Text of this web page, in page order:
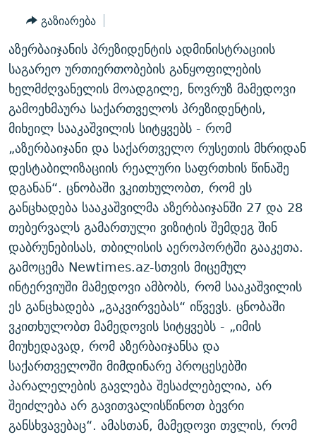
60 ᲓᲔᲪᲘᲑᲔᲚᲘ
ᲒᲐᲜᲙᲘᲗᲮᲕᲘᲡ ᲓᲦᲔ
ᲓᲘᲚᲘᲡ ᲡᲐᲣᲑᲠᲔᲑᲘ
ᲛᲝᲚᲐᲞᲐᲠᲐᲙᲔ ᲢᲔᲥᲡᲢᲔᲑᲘ
ᲨᲘᲜ - ᲣᲪᲮᲝᲔᲗᲨᲘ
ᲚᲘᲢᲔᲠᲐᲢᲣᲠᲣᲚᲘ ᲬᲐᲮᲜᲐᲒᲔᲑᲘ
ᲐᲛᲔᲠᲘᲙᲣᲚᲘ ᲛᲝᲗᲮᲠᲝᲑᲐ
ᲘᲛᲞᲔᲠᲘᲐ ᲓᲐ ᲠᲐᲓᲘᲝ
ᲤᲔᲜᲝᲕᲐᲜᲘ - 2.10
ᲗᲥᲕᲔᲜᲘ ᲞᲣᲑᲚᲘᲙᲐᲪᲘᲔᲑᲘ
ᲞᲠᲝᲔᲥᲢᲔᲑᲘ
ᲣᲙᲠᲐᲘᲜᲐᲨᲘ ᲓᲐᲦᲣᲞᲣᲚᲘ ᲥᲐᲠᲗᲕᲔᲚᲘ ᲛᲔᲑᲠᲫᲝᲚᲔᲑᲘ - 2022
ᲓᲐᲛᲝᲣᲙᲘᲓᲔᲑᲚᲝᲑᲘᲡ 100 ᲬᲔᲚᲘ
ᲩᲔᲛᲘ ᲡᲘᲙᲕᲓᲘᲚᲘᲡ ᲛᲘᲖᲔᲖᲘᲐ COVID-19
11 ᲬᲔᲚᲘ - 11 ᲐᲛᲑᲐᲕᲘ
ᲡᲐᲞᲐᲠᲚᲐᲛᲔᲜᲢᲝ ᲐᲠᲩᲔᲕᲜᲔᲑᲘᲡ ᲘᲡᲢᲝᲠᲘᲐ
ᲑᲐᲕᲨᲕᲔᲑᲘ ᲞᲠᲝᲡᲢᲘᲢᲣᲪᲘᲐᲨᲘ - ᲐᲛᲝᲣᲗᲥᲛᲔᲚᲘ ᲐᲛᲑᲐᲕᲘ
5 ᲐᲛᲑᲐᲕᲘ - 20 ᲘᲕᲜᲘᲡᲡ ᲓᲐᲨᲐᲕᲔᲑᲣᲚᲔᲑᲘ
ᲐᲒᲕᲘᲡᲢᲝᲡ ᲝᲛᲘ
ПРИВЕТ ᲙᲣᲚᲢᲣᲠᲐ
ЭХО КАВКАЗА
ᲒᲐᲛᲝᲘᲬᲔᲠᲔ
რთე/რთ-ის ყველა საიტი
გაზიარება
აზერბაიჯანის პრეზიდენტის ადმინისტრაციის
საგარეო ურთიერთობების განყოფილების
ხელმძღვანელის მოადგილე, ნოვრუზ მამედოვი
გამოეხმაურა საქართველოს პრეზიდენტის,
მიხეილ სააკაშვილის სიტყვებს - რომ
„აზერბაიჯანი და საქართველო რუსეთის მხრიდან
დესტაბილიზაციის რეალური საფრთხის წინაშე
დგანან“. ცნობაში ვკითხულობთ, რომ ეს
განცხადება სააკაშვილმა აზერბაიჯანში 27 და 28
თებერვალს გამართული ვიზიტის შემდეგ შინ
დაბრუნებისას, თბილისის აეროპორტში გააკეთა.
გამოცემა Newtimes.az-სთვის მიცემულ
ინტერვიუში მამედოვი ამბობს, რომ სააკაშვილის
ეს განცხადება „გაკვირვებას“ იწვევს. ცნობაში
ვკითხულობთ მამედოვის სიტყვებს - „იმის
მიუხედავად, რომ აზერბაიჯანსა და
საქართველოში მიმდინარე პროცესებში
პარალელების გავლება შესაძლებელია, არ
შეიძლება არ გავითვალისწინოთ ბევრი
განსხვავებაც“. ამასთან, მამედოვი თვლის, რომ